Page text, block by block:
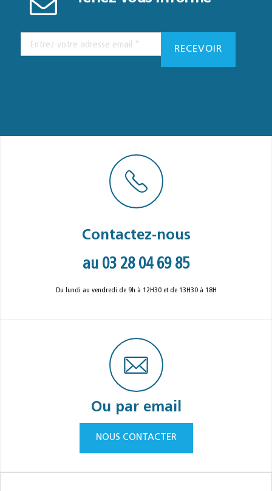
Contactez-nous
au 03 28 04 69 85
Du lundi au vendredi de 9h à 12H30 et de 13H30 à 18H
Ou par email
NOUS CONTACTER